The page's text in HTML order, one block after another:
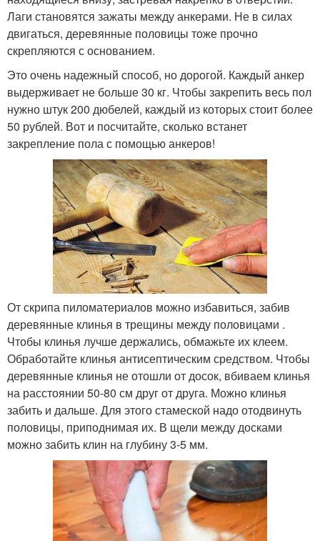
Лаги становятся зажаты между анкерами. Не в силах
двигаться, деревянные половицы тоже прочно
скрепляются с основанием.
Это очень надежный способ, но дорогой. Каждый анкер
выдерживает не больше 30 кг. Чтобы закрепить весь пол
нужно штук 200 дюбелей, каждый из которых стоит более
50 рублей. Вот и посчитайте, сколько встанет
закрепление пола с помощью анкеров!
От скрипа пиломатериалов можно избавиться, забив
деревянные клинья в трещины между половицами .
Чтобы клинья лучше держались, обмажьте их клеем.
Обработайте клинья антисептическим средством. Чтобы
деревянные клинья не отошли от досок, вбиваем клинья
на расстоянии 50-80 см друг от друга. Можно клинья
забить и дальше. Для этого стамеской надо отодвинуть
половицы, приподнимая их. В щели между досками
можно забить клин на глубину 3-5 мм.